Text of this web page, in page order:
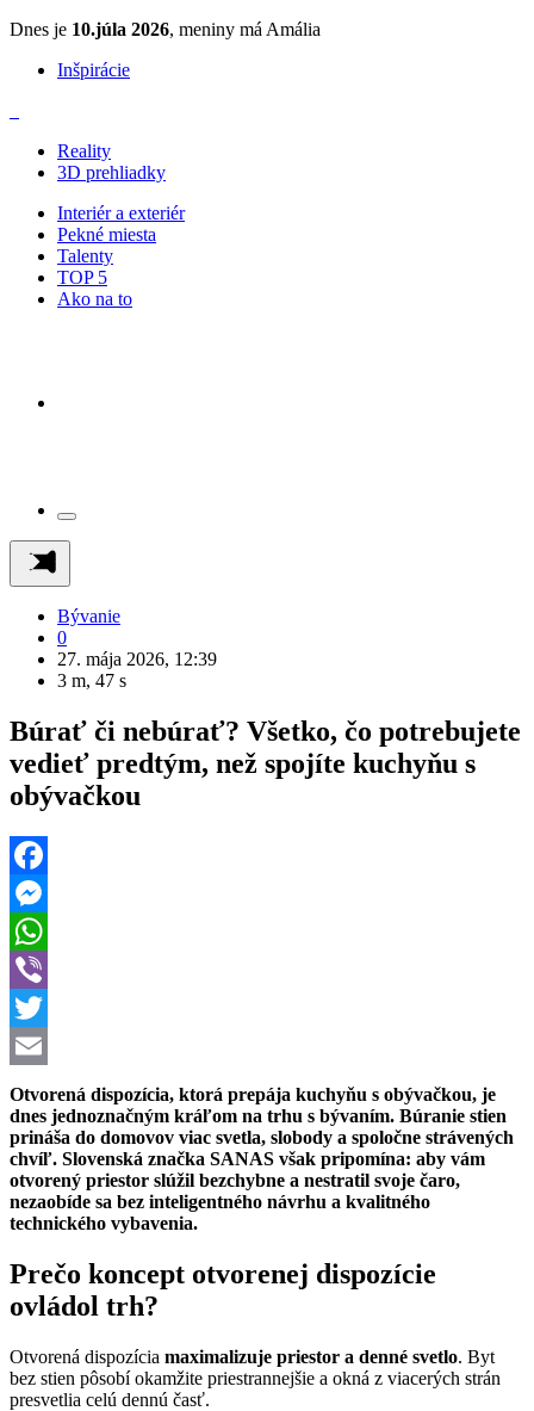
Dnes je 10.júla 2026, meniny má Amália
Inšpirácie
Reality
3D prehliadky
Interiér a exteriér
Pekné miesta
Talenty
TOP 5
Ako na to
Bývanie
0
27. mája 2026, 12:39
3 m, 47 s
Búrať či nebúrať? Všetko, čo potrebujete
vedieť predtým, než spojíte kuchyňu s
obývačkou
Facebook
Messenger
WhatsApp
Viber
Twitter
Email
Otvorená dispozícia, ktorá prepája kuchyňu s obývačkou, je
dnes jednoznačným kráľom na trhu s bývaním. Búranie stien
prináša do domovov viac svetla, slobody a spoločne strávených
chvíľ. Slovenská značka SANAS však pripomína: aby vám
otvorený priestor slúžil bezchybne a nestratil svoje čaro,
nezaobíde sa bez inteligentného návrhu a kvalitného
technického vybavenia.
Prečo koncept otvorenej dispozície
ovládol trh?
Otvorená dispozícia maximalizuje priestor a denné svetlo. Byt
bez stien pôsobí okamžite priestrannejšie a okná z viacerých strán
presvetlia celú dennú časť.